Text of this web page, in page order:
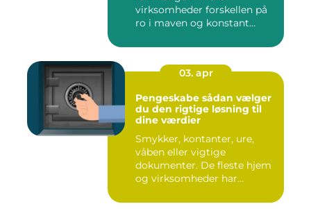
virksomheder forskellen på
ro i maven og konstant
03. apr
Pengeskabe sådan vælger
du den rigtige løsning til
dine værdier
Smykker, kontanter, ure,
våben eller vigtige
dokumenter. De fleste hjem
og virksomheder har